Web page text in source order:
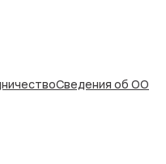
Сведения об ОО